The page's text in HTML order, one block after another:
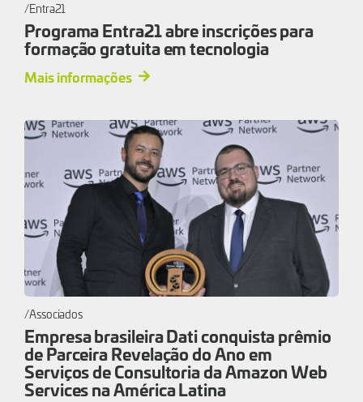
Entra21
Programa Entra21 abre inscrições para
formação gratuita em tecnologia
Mais informações
Associados
Empresa brasileira Dati conquista prêmio
de Parceira Revelação do Ano em
Serviços de Consultoria da Amazon Web
Services na América Latina